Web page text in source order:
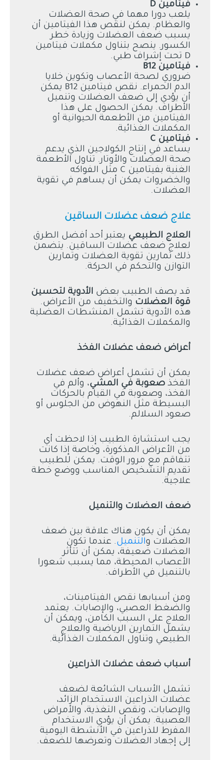
فيتامين
يلعب دورا مهما في صحة العضلات
والعظام. يمكن لنقص هذا الفيتامين أن
يسبب ضعف العضلات وزيادة خطر
الكسور. ينصح بتناول مكملات فيتامين
D تحت إشراف طبي.
فيتامين
ضروري لصحة الأعصاب وتكوين خلايا
الدم الحمراء. نقص فيتامين B12 يمكن
أن يؤدي إلى ضعف العضلات وتنميل
الأطراف. يمكن الحصول على هذا
الفيتامين من الأطعمة الحيوانية أو
المكملات الغذائية.
فيتامين
يساعد في إنتاج الكولاجين الذي يدعم
صحة العضلات والأوتار. تناول الأطعمة
الغنية بفيتامين C مثل الفواكه
والخضروات يمكن أن يساهم في تقوية
العضلات.
علاج ضعف عضلات الساقين
العلاج الطبيعي يعتبر أحد أفضل الطرق
لعلاج ضعف عضلات الساقين. يتضمن
ذلك تمارين تقوية العضلات وتمارين
التوازن والتحكم في الحركة.
قد يصف الطبيب بعض الأدوية لتحسين
قوة العضلات والتخفيف من الأعراض.
هذه الأدوية تشمل المنشطات العضلية
والمكملات الغذائية.
أعراض ضعف عضلات الفخذ
يمكن أن تشمل أعراض ضعف عضلات
الفخذ صعوبة في المشي، وألم في
الفخذ، وصعوبة في القيام بالحركات
البسيطة مثل النهوض من الجلوس أو
صعود السلالم.
يجب استشارة الطبيب إذا لاحظت أي
من الأعراض المذكورة، وخاصة إذا كانت
تتفاقم مع مرور الوقت. يمكن للطبيب
تقديم التشخيص المناسب ووضع خطة
علاجية.
ضعف العضلات والتنميل
يمكن أن يكون هناك علاقة بين ضعف
العضلات والتنميل. عندما تكون
العضلات ضعيفة، يمكن أن تتأثر
الأعصاب المحيطة، مما يسبب شعورا
بالتنميل في الأطراف.
ومن أسبابها نقص الفيتامينات،
والضغط العصبي، والإصابات. يعتمد
العلاج على السبب الكامن، ويمكن أن
يشمل التمارين الرياضية والعلاج
الطبيعي وتناول المكملات الغذائية.
أسباب ضعف عضلات الذراعين
تشمل الأسباب الشائعة لضعف
عضلات الذراعين الاستخدام الزائد،
والإصابات، ونقص التغذية، والأمراض
العصبية. يمكن أن يؤدي الاستخدام
المفرط للذراعين في الأنشطة اليومية
إلى إجهاد العضلات وتعرضها للضعف.